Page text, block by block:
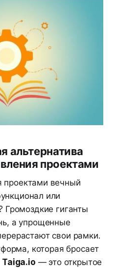
альтернатива
проектами
проектами вечный
или
Громоздкие гиганты
а упрощенные
свои рамки.
которая бросает
Taiga.io — это открытое